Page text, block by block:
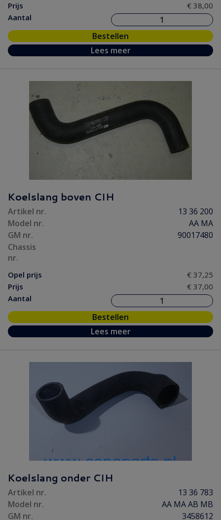
Prijs
€ 38,00
Aantal
Bestellen
Lees meer
Koelslang boven CIH
Artikel nr.
13 36 200
Model nr.
AA MA
GM nr.
90017480
Chassis
nr.
Opel prijs
€ 37,25
Prijs
€ 37,00
Aantal
Bestellen
Lees meer
Koelslang onder CIH
Artikel nr.
13 36 783
Model nr.
AA MA AB MB
GM nr.
3458612